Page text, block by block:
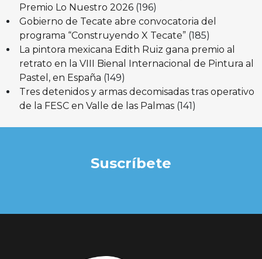
Premio Lo Nuestro 2026 (196)
Gobierno de Tecate abre convocatoria del
programa “Construyendo X Tecate” (185)
La pintora mexicana Edith Ruiz gana premio al
retrato en la VIII Bienal Internacional de Pintura al
Pastel, en España (149)
Tres detenidos y armas decomisadas tras operativo
de la FESC en Valle de las Palmas (141)
Suscríbete